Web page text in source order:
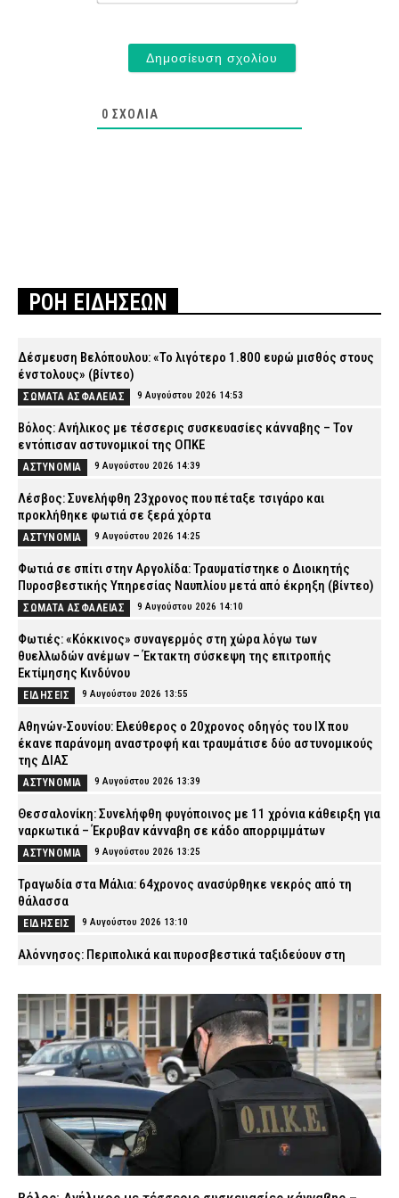
0 ΣΧΌΛΙΑ
ΡΟΗ ΕΙΔΗΣΕΩΝ
Δέσμευση Βελόπουλου: «Το λιγότερο 1.800 ευρώ μισθός στους
ένστολους» (βίντεο)
ΣΩΜΑΤΑ ΑΣΦΑΛΕΙΑΣ 9 Αυγούστου 2026 14:53
Βόλος: Ανήλικος με τέσσερις συσκευασίες κάνναβης – Τον
εντόπισαν αστυνομικοί της ΟΠΚΕ
ΑΣΤΥΝΟΜΙΑ 9 Αυγούστου 2026 14:39
Λέσβος: Συνελήφθη 23χρονος που πέταξε τσιγάρο και
προκλήθηκε φωτιά σε ξερά χόρτα
ΑΣΤΥΝΟΜΙΑ 9 Αυγούστου 2026 14:25
Φωτιά σε σπίτι στην Αργολίδα: Τραυματίστηκε o Διοικητής
Πυροσβεστικής Υπηρεσίας Ναυπλίου μετά από έκρηξη (βίντεο)
ΣΩΜΑΤΑ ΑΣΦΑΛΕΙΑΣ 9 Αυγούστου 2026 14:10
Φωτιές: «Κόκκινος» συναγερμός στη χώρα λόγω των
θυελλωδών ανέμων – Έκτακτη σύσκεψη της επιτροπής
Εκτίμησης Κινδύνου
ΕΙΔΗΣΕΙΣ 9 Αυγούστου 2026 13:55
Αθηνών-Σουνίου: Ελεύθερος ο 20χρονος οδηγός του ΙΧ που
έκανε παράνομη αναστροφή και τραυμάτισε δύο αστυνομικούς
της ΔΙΑΣ
ΑΣΤΥΝΟΜΙΑ 9 Αυγούστου 2026 13:39
Θεσσαλονίκη: Συνελήφθη φυγόποινος με 11 χρόνια κάθειρξη για
ναρκωτικά – Έκρυβαν κάνναβη σε κάδο απορριμμάτων
ΑΣΤΥΝΟΜΙΑ 9 Αυγούστου 2026 13:25
Τραγωδία στα Μάλια: 64χρονος ανασύρθηκε νεκρός από τη
θάλασσα
ΕΙΔΗΣΕΙΣ 9 Αυγούστου 2026 13:10
Αλόννησος: Περιπολικά και πυροσβεστικά ταξιδεύουν στη
ΣΩΜΑΤΑ ΑΣΦΑΛΕΙΑΣ 9 Αυγούστου 2026 12:57
Ιωάννινα: Άνδρας έκλεψε φωτοβολταϊκό πάνελ από στάση
λεωφορείου – Συνελήφθη από την ΕΛ.ΑΣ.
ΑΣΤΥΝΟΜΙΑ 9 Αυγούστου 2026 12:42
Συναγερμός στο Λουτράκι: 75χρονος βρέθηκε νεκρός δίπλα σε
κάδους σκουπιδιών
ΑΣΤΥΝΟΜΙΑ 9 Αυγούστου 2026 12:28
Απίστευτο: Ελικόπτερο προσγειώθηκε στο Σαρακήνικο της